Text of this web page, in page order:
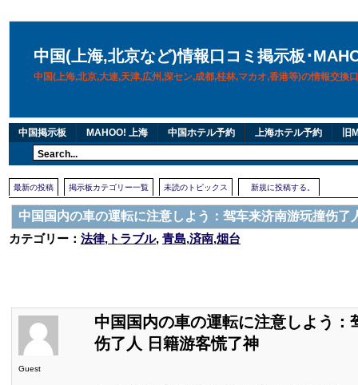
中国(上海,北京など)情報口コミ掲示板･
中国(上海,北京,大連,天津,広州,深セン,成都,桂林,マカオ,香港等)の情報交換
中国掲示板 MAHOO! 上海 中国ホテル予約 上海ホテル予約 旧
最新の投稿 掲示板カテゴリー一覧 未読のトピックス 新規に投稿する。
中国国内の車の運転に注意しよう：驾车来济南游玩撞伤了
カテゴリー： 法律,トラブル, 青島,済南,烟台
Guest
中国国内の車の運転に注意しよう：
伤了人 日籍游客慌了神